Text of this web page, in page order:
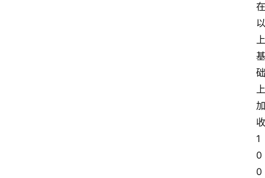
在
以
上
基
础
上
加
收
1
0
0